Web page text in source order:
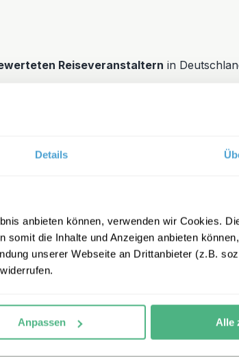
Details
anbieten können, verwenden wir Cookies.
die Inhalte und Anzeigen anbieten
unserer Webseite an Drittanbieter (z.B.
Anpassen Alle
Reiseveranstaltern in
zu den bestbewerteten Reiseveranstaltern in
Ihnen unsere Flex Option im Wert von 250 €